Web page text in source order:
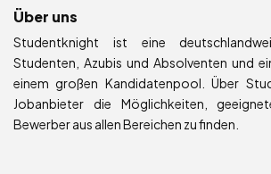
Über uns
Studentknight ist eine
Studenten, Azubis und Absolventen und
einem großen Kandidatenpool. Über
Jobanbieter die Möglichkeiten,
Bewerber aus allen Bereichen zu finden.